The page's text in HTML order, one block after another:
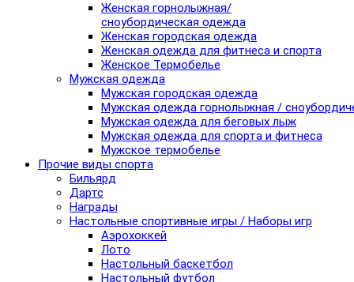
Женская горнолыжная/
сноубордическая одежда
Женская городская одежда
Женская одежда для фитнеса и спорта
Женское Термобелье
Мужская одежда
Мужская городская одежда
Мужская одежда горнолыжная /
Мужская одежда для беговых лыж
Мужская одежда для спорта и фитнеса
Мужское термобелье
Прочие виды спорта
Бильярд
Дартс
Награды
Настольные спортивные игры / Наборы игр
Аэрохоккей
Лото
Настольный баскетбол
Настольный футбол